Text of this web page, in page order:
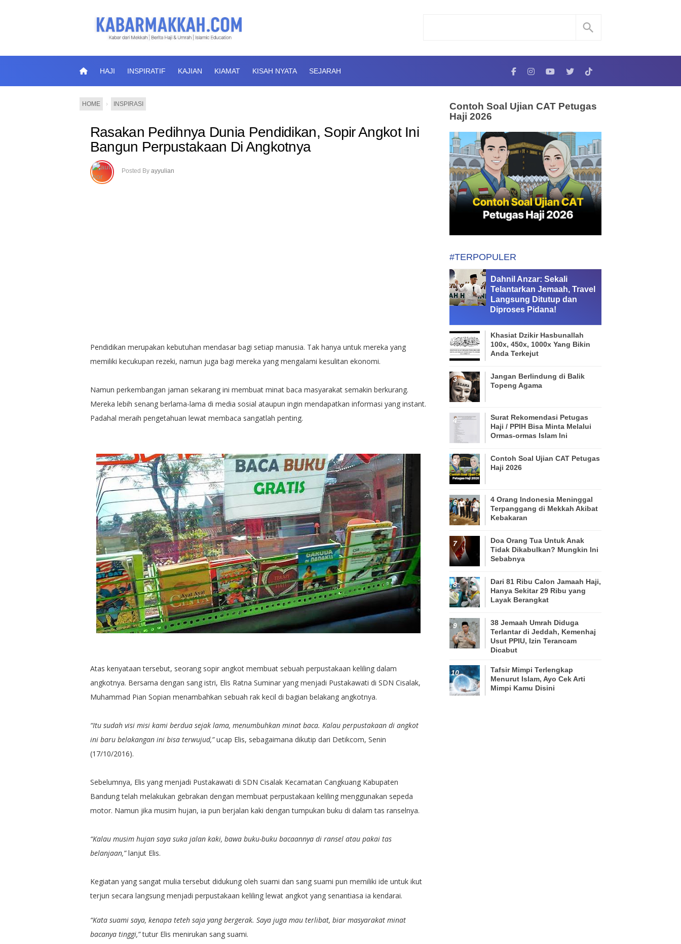
HAJI INSPIRATIF KAJIAN KIAMAT KISAH NYATA SEJARAH
HOME › INSPIRASI
Rasakan Pedihnya Dunia Pendidikan, Sopir Angkot Ini
Bangun Perpustakaan Di Angkotnya
Posted By ayyulian
Pendidikan merupakan kebutuhan mendasar bagi setiap manusia. Tak hanya untuk mereka yang
memiliki kecukupan rezeki, namun juga bagi mereka yang mengalami kesulitan ekonomi.
Namun perkembangan jaman sekarang ini membuat minat baca masyarakat semakin berkurang.
Mereka lebih senang berlama-lama di media sosial ataupun ingin mendapatkan informasi yang instant.
Padahal meraih pengetahuan lewat membaca sangatlah penting.
Atas kenyataan tersebut, seorang sopir angkot membuat sebuah perpustakaan keliling dalam
angkotnya. Bersama dengan sang istri, Elis Ratna Suminar yang menjadi Pustakawati di SDN Cisalak,
Muhammad Pian Sopian menambahkan sebuah rak kecil di bagian belakang angkotnya.
“Itu sudah visi misi kami berdua sejak lama, menumbuhkan minat baca. Kalau perpustakaan di angkot
ini baru belakangan ini bisa terwujud,”ucap Elis, sebagaimana dikutip dari Detikcom, Senin
(17/10/2016).
Sebelumnya, Elis yang menjadi Pustakawati di SDN Cisalak Kecamatan Cangkuang Kabupaten
Bandung telah melakukan gebrakan dengan membuat perpustakaan keliling menggunakan sepeda
motor. Namun jika musim hujan, ia pun berjalan kaki dengan tumpukan buku di dalam tas ranselnya.
“Kalau musim hujan saya suka jalan kaki, bawa buku-buku bacaannya di ransel atau pakai tas
belanjaan,”lanjut Elis.
Kegiatan yang sangat mulia tersebut didukung oleh suami dan sang suami pun memiliki ide untuk ikut
terjun secara langsung menjadi perpustakaan keliling lewat angkot yang senantiasa ia kendarai.
“Kata suami saya, kenapa teteh saja yang bergerak. Saya juga mau terlibat, biar masyarakat minat
bacanya tinggi,”tutur Elis menirukan sang suami.
Contoh Soal Ujian CAT Petugas
Haji 2026
#TERPOPULER
Dahnil Anzar: Sekali
Telantarkan Jemaah, Travel
Langsung Ditutup dan
Diproses Pidana!
Khasiat Dzikir Hasbunallah
100x, 450x, 1000x Yang Bikin
Anda Terkejut
Jangan Berlindung di Balik
Topeng Agama
Surat Rekomendasi Petugas
Haji / PPIH Bisa Minta Melalui
Ormas-ormas Islam Ini
Contoh Soal Ujian CAT Petugas
Haji 2026
4 Orang Indonesia Meninggal
Terpanggang di Mekkah Akibat
Kebakaran
Doa Orang Tua Untuk Anak
Tidak Dikabulkan? Mungkin Ini
Sebabnya
Dari 81 Ribu Calon Jamaah Haji,
Hanya Sekitar 29 Ribu yang
Layak Berangkat
38 Jemaah Umrah Diduga
Terlantar di Jeddah, Kemenhaj
Usut PPIU, Izin Terancam
Dicabut
Tafsir Mimpi Terlengkap
Menurut Islam, Ayo Cek Arti
Mimpi Kamu Disini